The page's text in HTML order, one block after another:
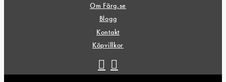
Om Färg.se
Blogg
Kontakt
Köpvillkor